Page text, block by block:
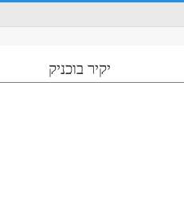
יקיר בוכניק